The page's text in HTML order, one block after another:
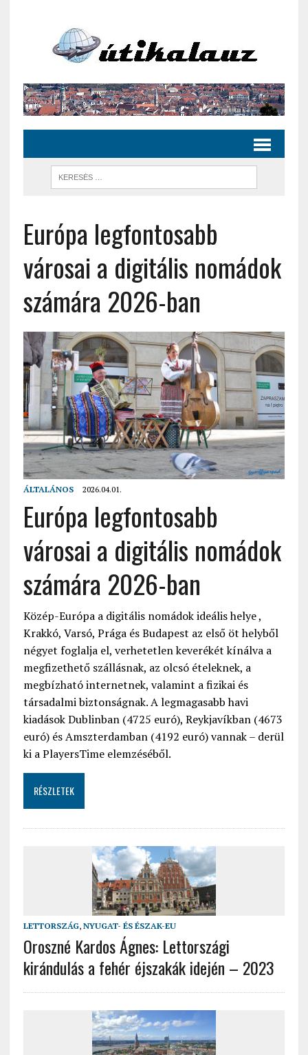
Európa legfontosabb
városai a digitális nomádok
számára 2026-ban
ÁLTALÁNOS 2026.04.01.
Európa legfontosabb
városai a digitális nomádok
számára 2026-ban
Közép-Európa a digitális nomádok ideális helye ,
Krakkó, Varsó, Prága és Budapest az első öt helyből
négyet foglalja el, verhetetlen keverékét kínálva a
megfizethető szállásnak, az olcsó ételeknek, a
megbízható internetnek, valamint a fizikai és
társadalmi biztonságnak. A legmagasabb havi
kiadások Dublinban (4725 euró), Reykjavíkban (4673
euró) és Amszterdamban (4192 euró) vannak – derül
ki a PlayersTime elemzéséből.
RÉSZLETEK
LETTORSZÁG, NYUGAT- ÉS ÉSZAK-EU
Oroszné Kardos Ágnes: Lettországi
kirándulás a fehér éjszakák idején – 2023